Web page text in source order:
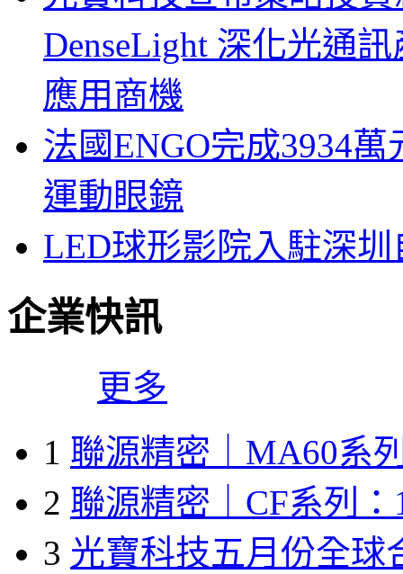
DenseLight 深化光通
應用商機
法國ENGO完成3934
運動眼鏡
LED球形影院入駐深
企業快訊
更多
1 聯源精密｜MA60系
2 聯源精密｜CF系列：
3 光寶科技五月份全球